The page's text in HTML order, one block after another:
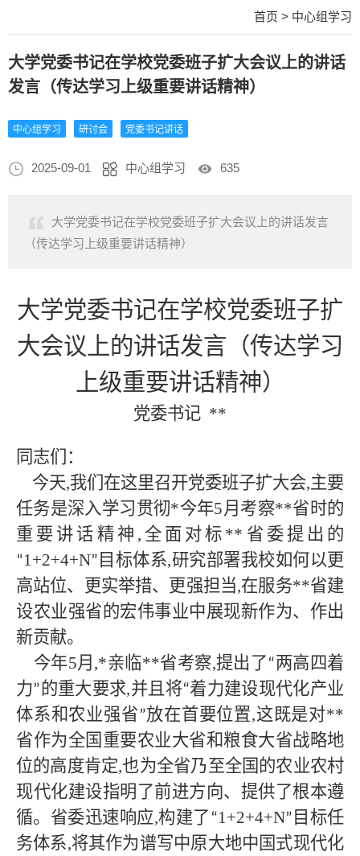
首页 > 中心组学习
大学党委书记在学校党委班子扩大会议上的讲话
发言（传达学习上级重要讲话精神）
中心组学习 研讨会 党委书记讲话
2025-09-01 中心组学习 635
大学党委书记在学校党委班子扩大会议上的讲话发言
（传达学习上级重要讲话精神）
大学党委书记在学校党委班子扩
大会议上的讲话发言（传达学习
上级重要讲话精神）
党委书记 **
同志们：
今天,我们在这里召开党委班子扩大会,主要
任务是深入学习贯彻*今年5月考察**省时的
重要讲话精神 ,全面对标 ** 省委提出的
“1+2+4+N” 目标体系,研究部署我校如何以更
高站位、更实举措、更强担当,在服务**省建
设农业强省的宏伟事业中展现新作为、作出
新贡献。
今年5月,*亲临**省考察,提出了“两高四着
力”的重大要求,并且将“着力建设现代化产业
体系和农业强省”放在首要位置,这既是对**
省作为全国重要农业大省和粮食大省战略地
位的高度肯定,也为全省乃至全国的农业农村
现代化建设指明了前进方向、提供了根本遵
循。省委迅速响应,构建了 “1+2+4+N” 目标任
务体系,将其作为谱写中原大地中国式现代化